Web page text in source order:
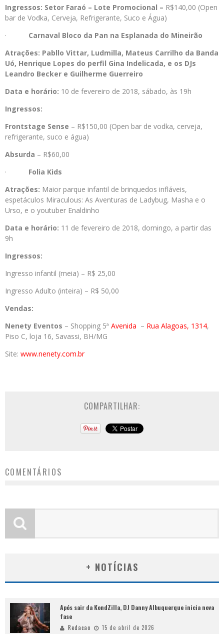
Ingressos: Setor Faraó – Lote Promocional – R$140,00 (Open
bar de Vodka, Cerveja, Refrigerante, Suco e Água)
· Carnaval Bloco da Pan na Esplanada do Mineirão
Atrações: Pabllo Vittar, Ludmilla, Mateus Carrilho da Banda
Uó, Henrique Lopes do perfil Gina Indelicada, e os DJs
Leandro Becker e Guilherme Guerreiro
Data e horário: 10 de fevereiro de 2018, sábado, às 19h
Ingressos:
Frontstage Sense – R$150,00 (Open bar de vodka, cerveja,
refrigerante, suco e água)
Absurda – R$60,00
· Folia Kids
Atrações: Maior parque infantil de brinquedos infláveis,
espetáculos Miraculous: As Aventuras de Ladybug, Masha e o
Urso, e o youtuber Enaldinho
Data e horário: 11 de fevereiro de 2018, domingo, a partir das
9h
Ingressos:
Ingresso infantil (meia) – R$ 25,00
Ingresso Adulto (inteira) – R$ 50,00
Vendas:
Nenety Eventos – Shopping 5ª Avenida – Rua Alagoas, 1314,
Piso C, loja 16, Savassi, BH/MG
Site: www.nenety.com.br
COMPARTILHAR:
COMENTÁRIOS
+ NOTÍCIAS
Após sair da KondZilla, DJ Danny Albuquerque inicia nova
fase
Redacao 15 de abril de 2026